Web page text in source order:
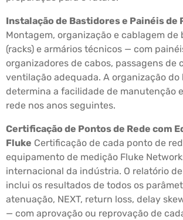
Instalação de Bastidores e Painéis de
Montagem, organização e cablagem de
(racks) e armários técnicos — com
organizadores de cabos, passagens de
ventilação adequada. A organização do
determina a facilidade de manutenção
rede nos anos seguintes.
Certificação de Pontos de Rede com
Fluke Certificação de cada ponto de
equipamento de medição Fluke
internacional da indústria. O relatório
inclui os resultados de todos os
atenuação, NEXT, return loss, delay
— com aprovação ou reprovação de